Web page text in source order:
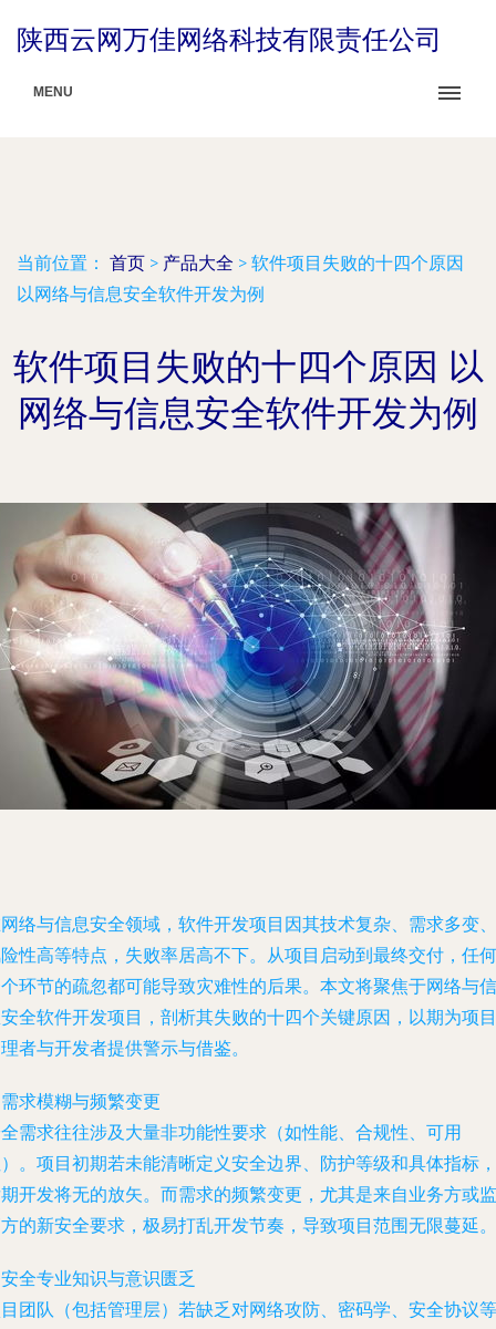
陕西云网万佳网络科技有限责任公司
MENU
当前位置： 首页 > 产品大全 > 软件项目失败的十四个原因
以网络与信息安全软件开发为例
软件项目失败的十四个原因 以
网络与信息安全软件开发为例
络与信息安全领域，软件开发项目因其技术复杂、需求多变、
性高等特点，失败率居高不下。从项目启动到最终交付，任何
环节的疏忽都可能导致灾难性的后果。本文将聚焦于网络与信
全软件开发项目，剖析其失败的十四个关键原因，以期为项目
者与开发者提供警示与借鉴。
求模糊与频繁变更
需求往往涉及大量非功能性要求（如性能、合规性、可用
。项目初期若未能清晰定义安全边界、防护等级和具体指标，
开发将无的放矢。而需求的频繁变更，尤其是来自业务方或监
的新安全要求，极易打乱开发节奏，导致项目范围无限蔓延。
全专业知识与意识匮乏
团队（包括管理层）若缺乏对网络攻防、密码学、安全协议等